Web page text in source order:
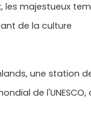
les majestueux
de la culture
une station
de l'UNESCO,